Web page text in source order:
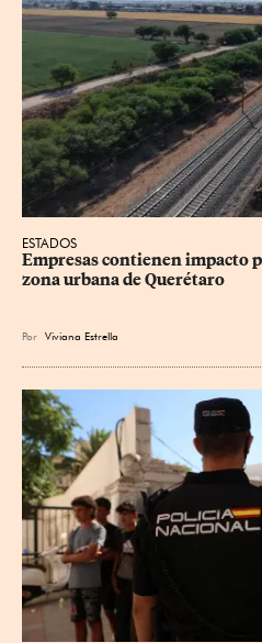
ESTADOS
Empresas contienen impacto
zona urbana de Querétaro
Por Viviana Estrella